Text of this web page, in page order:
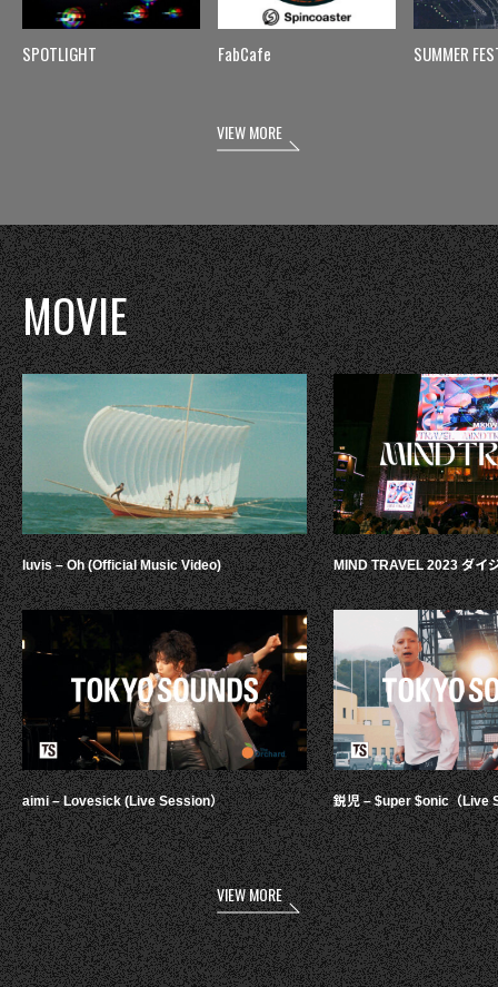
SPOTLIGHT FabCafe SUMMER
VIEW MORE
MOVIE
luvis – Oh (Official Music Video)
aimi – Lovesick (Live Session）
MIND TRAVEL 2023 ダイ
鋭児 – $uper $onic（Live
VIEW MORE